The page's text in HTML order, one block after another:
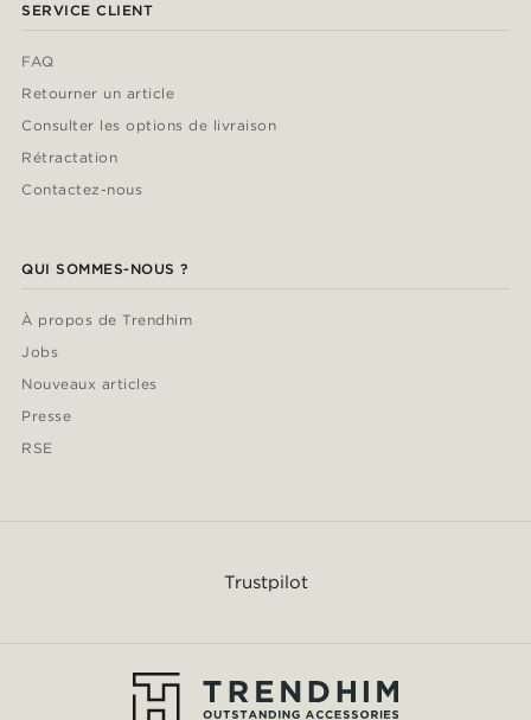
SERVICE CLIENT
FAQ
Retourner un article
Consulter les options de livraison
Rétractation
Contactez-nous
QUI SOMMES-NOUS ?
À propos de Trendhim
Jobs
Nouveaux articles
Presse
RSE
Trustpilot